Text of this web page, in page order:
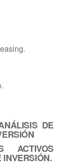
DE
ACTIVOS